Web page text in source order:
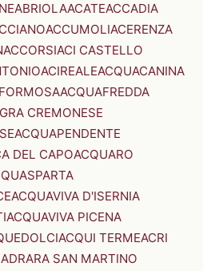
ABRIOLAACATEACCADIA
ACCUMOLIACERENZA
ACI CASTELLO
ACIREALEACQUACANINA
ACQUAFREDDA
CREMONESE
ACQUAPENDENTE
DEL CAPOACQUARO
ACQUAVIVA D'ISERNIA
ACQUAVIVA PICENA
ACQUI TERMEACRI
ADRARA SAN MARTINO